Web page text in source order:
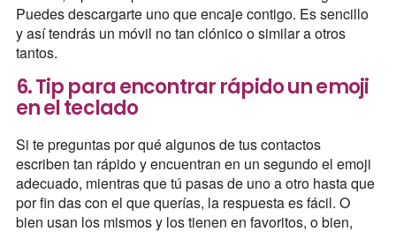
Puedes descargarte uno que encaje contigo. Es sencillo
y así tendrás un móvil no tan clónico o similar a otros
tantos.
6. Tip para encontrar rápido un emoji
en el teclado
Si te preguntas por qué algunos de tus contactos
escriben tan rápido y encuentran en un segundo el emoji
adecuado, mientras que tú pasas de uno a otro hasta que
por fin das con el que querías, la respuesta es fácil. O
bien usan los mismos y los tienen en favoritos, o bien,